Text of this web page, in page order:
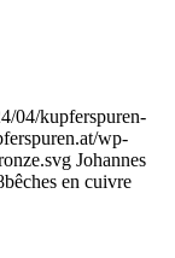
04/kupferspuren-
wp-
Johannes
bêches en cuivre